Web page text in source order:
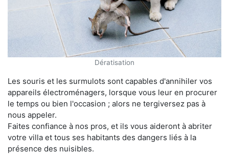
Dératisation
Les souris et les surmulots sont capables d'annihiler vos
appareils électroménagers, lorsque vous leur en procurer
le temps ou bien l'occasion ; alors ne tergiversez pas à
nous appeler.
Faites confiance à nos pros, et ils vous aideront à abriter
votre villa et tous ses habitants des dangers liés à la
présence des nuisibles.